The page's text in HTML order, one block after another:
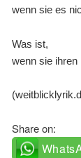
wenn sie es
Was ist,
wenn sie
Share on: